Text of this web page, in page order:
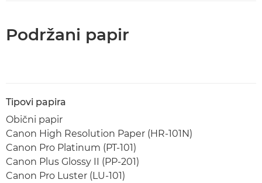
Podržani papir
Tipovi papira
Obični papir
Canon High Resolution Paper (HR-101N)
Canon Pro Platinum (PT-101)
Canon Plus Glossy II (PP-201)
Canon Pro Luster (LU-101)